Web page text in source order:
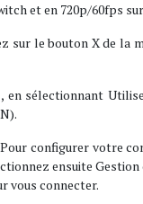
et en 720p/60fps
le bouton X de la
sélectionnant
configurer votre
ensuite
vous connecter.